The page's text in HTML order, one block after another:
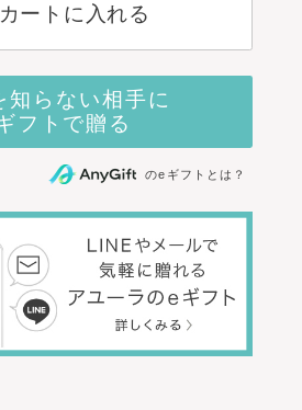
カートに入れる
のeギフトとは？